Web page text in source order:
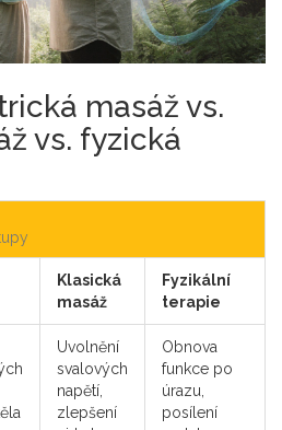
masáž vs.
vs. fyzická
Klasická
masáž
Fyzikální
terapie
Uvolnění
svalových
napětí,
zlepšení
Obnova
funkce po
úrazu,
posílení